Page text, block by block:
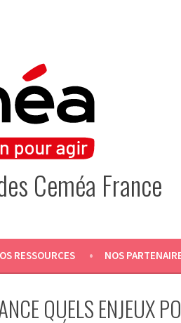
Ceméa France
RESSOURCES NOS
QUELS ENJEUX